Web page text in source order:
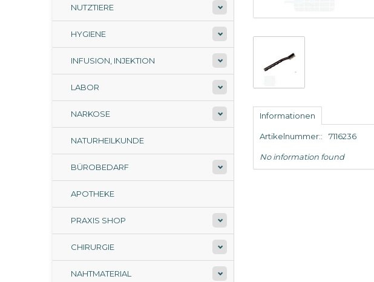
NUTZTIERE
HYGIENE
INFUSION, INJEKTION
LABOR
NARKOSE
NATURHEILKUNDE
BÜROBEDARF
APOTHEKE
PRAXIS SHOP
CHIRURGIE
NAHTMATERIAL
Informationen
Artikelnummer:: 7116236
No information found